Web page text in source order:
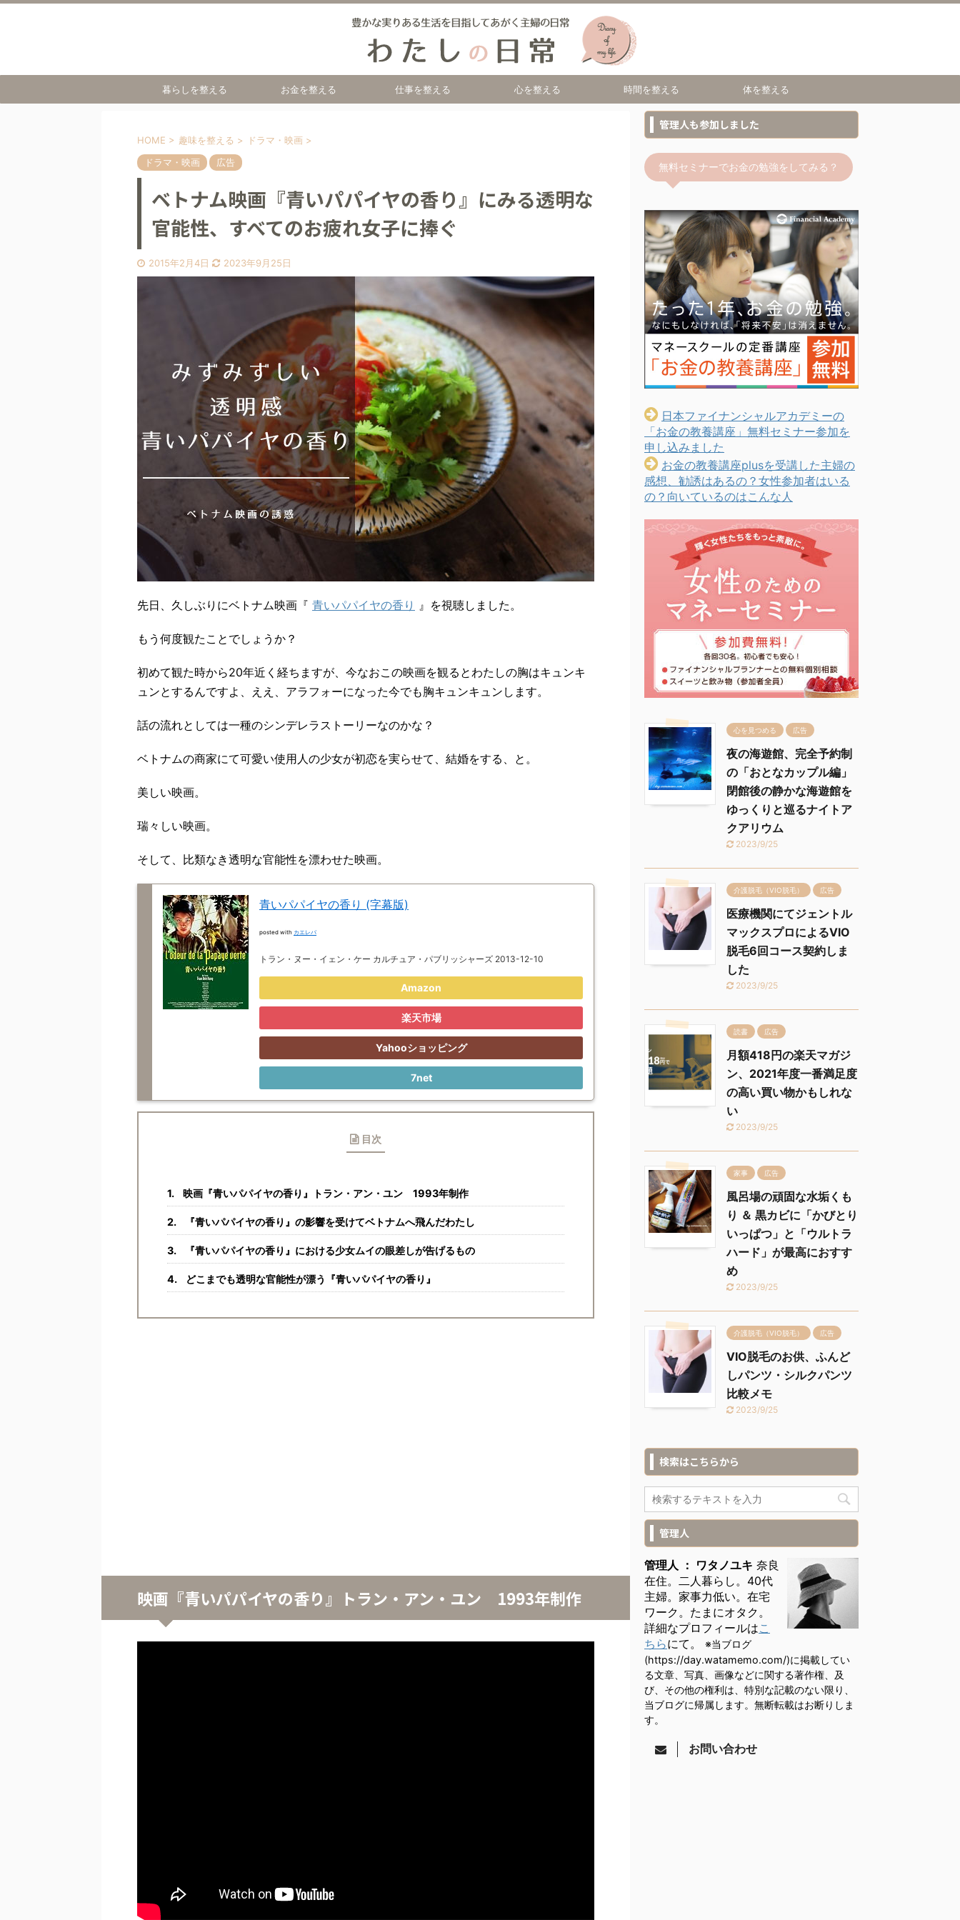
暮らしを整える お金を整える 仕事を整える 心を整える 時間を整える 体を整える
HOME > 趣味を整える > ドラマ・映画 >
ドラマ・映画
広告
ベトナム映画『青いパパイヤの香り』にみる透明な
官能性、すべてのお疲れ女子に捧ぐ
2015年2月4日 2023年9月25日
先日、久しぶりにベトナム映画『 青いパパイヤの香り 』を視聴しました。
もう何度観たことでしょうか？
初めて観た時から20年近く経ちますが、今なおこの映画を観るとわたしの胸はキュンキ
ュンとするんですよ、ええ、アラフォーになった今でも胸キュンキュンします。
話の流れとしては一種のシンデレラストーリーなのかな？
ベトナムの商家にて可愛い使用人の少女が初恋を実らせて、結婚をする、と。
美しい映画。
瑞々しい映画。
そして、比類なき透明な官能性を漂わせた映画。
青いパパイヤの香り (字幕版)
posted with カエレバ
トラン・ヌー・イェン・ケー カルチュア・パブリッシャーズ 2013-12-10
Amazon
楽天市場
Yahooショッピング
7net
目次
映画『青いパパイヤの香り』トラン・アン・ユン 1993年制作
『青いパパイヤの香り』の影響を受けてベトナムへ飛んだわたし
『青いパパイヤの香り』における少女ムイの眼差しが告げるもの
どこまでも透明な官能性が漂う『青いパパイヤの香り』
映画『青いパパイヤの香り』トラン・アン・ユン 1993年制作
管理人も参加しました
無料セミナーでお金の勉強をしてみる？
日本ファイナンシャルアカデミーの
「お金の教養講座」無料セミナー参加を
申し込みました
お金の教養講座plusを受講した主婦の
感想、勧誘はあるの？女性参加者はいる
の？向いているのはこんな人
心を見つめる 広告
夜の海遊館、完全予約制
の「おとなカップル編」
閉館後の静かな海遊館を
ゆっくりと巡るナイトア
クアリウム
2023/9/25
介護脱毛（VIO脱毛） 広告
医療機関にてジェントル
マックスプロによるVIO
脱毛6回コース契約しま
した
2023/9/25
読書 広告
月額418円の楽天マガジ
ン、2021年度一番満足度
の高い買い物かもしれな
い
2023/9/25
家事 広告
風呂場の頑固な水垢くも
り ＆ 黒カビに「かびとり
いっぱつ」と「ウルトラ
ハード」が最高におすす
め
2023/9/25
介護脱毛（VIO脱毛） 広告
VIO脱毛のお供、ふんど
しパンツ・シルクパンツ
比較メモ
2023/9/25
検索はこちらから
管理人
管理人 ： ワタノユキ 奈良
在住。二人暮らし。40代
主婦。家事力低い。在宅
ワーク。たまにオタク。
詳細なプロフィールはこ
ちらにて。 ※当ブログ
(https://day.watamemo.com/)に掲載してい
る文章、写真、画像などに関する著作権、及
び、その他の権利は、特別な記載のない限り、
当ブログに帰属します。無断転載はお断りしま
す。
お問い合わせ